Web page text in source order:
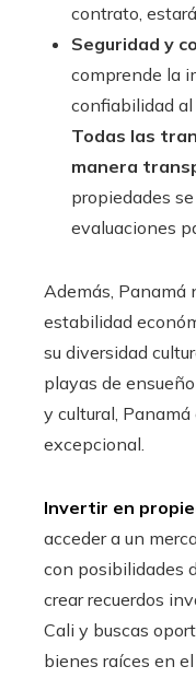
contrato,
Seguridad y
comprende la
confiabilidad al
Todas las
manera
propiedades
evaluaciones
Además, Panamá
estabilidad
su diversidad
playas de
y cultural,
excepcional.
Invertir en
acceder a un
con posibilidades
crear recuerdos
Cali y buscas
bienes raíces en